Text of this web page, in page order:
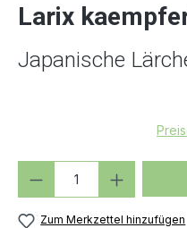
Larix
Japanische
Produkt Anzahl:
Zum Merkzettel hinzufügen